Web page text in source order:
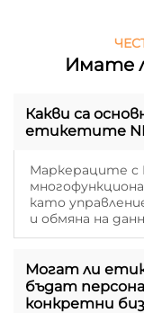
Имате
Какви са
етикетите
Маркераците с
като
и обмяна на
Могат ли
бъдат
конкретни